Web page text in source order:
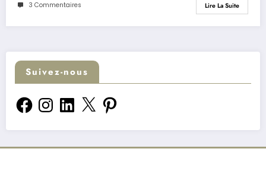
3 Commentaires Lire La Suite
Suivez-nous
FacebookInstagramLinkedIn X Pinterest